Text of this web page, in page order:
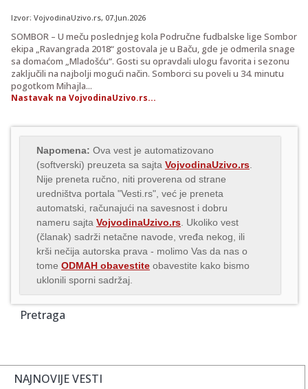
Izvor: VojvodinaUzivo.rs, 07.Jun.2026
SOMBOR – U meču poslednjeg kola Područne fudbalske lige Sombor
ekipa „Ravangrada 2018“ gostovala je u Baču, gde je odmerila snage
sa domaćom „Mladošću“. Gosti su opravdali ulogu favorita i sezonu
zaključili na najbolji mogući način. Somborci su poveli u 34. minutu
pogotkom Mihajla...
Nastavak na VojvodinaUzivo.rs...
Napomena: Ova vest je automatizovano
(softverski) preuzeta sa sajta VojvodinaUzivo.rs
Nije preneta ručno, niti proverena od strane
uredništva portala "Vesti.rs", već je preneta
automatski, računajući na savesnost i dobru
nameru sajta VojvodinaUzivo.rs . Ukoliko vest
(članak) sadrži netačne navode, vređa nekog, ili
krši nečija autorska prava - molimo Vas da nas o
tome ODMAH obavestite obavestite kako bismo
uklonili sporni sadržaj.
Pretraga
NAJNOVIJE VESTI